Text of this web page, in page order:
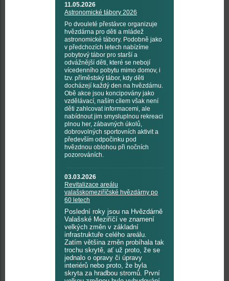
11.05.2026
Astronomické tábory 2026
Po dvouleté přestávce organizuje
hvězdárna pro děti a mládež
astronomické tábory. Podobně jako
v předchozích letech nabízíme
pobytový tábor pro starší a
odvážnější děti, které se nebojí
vícedenního pobytu mimo domov, i
tzv. příměstský tábor, kdy děti
docházejí každý den na hvězdárnu.
Obě akce jsou koncipovány jako
vzdělávací, naším cílem však není
děti zahlcovat informacemi, ale
nabídnout jim smysluplnou rekreaci
plnou her, zábavných úkolů,
dobrovolných sportovních aktivit a
především odpočinku pod
hvězdnou oblohou při nočních
pozorováních.
03.03.2026
Revitalizace areálu
valašskomeziříčské hvězdárny po
60 letech
Poslední roky jsou na Hvězdárně
Valašské Meziříčí ve znamení
velkých změn v základní
infrastruktuře celého areálu.
Zatím většina změn probíhala tak
trochu skrytě, ať už proto, že se
jednalo o opravy či úpravy
interiérů nebo proto, že byla
skryta za hradbou stromů. První